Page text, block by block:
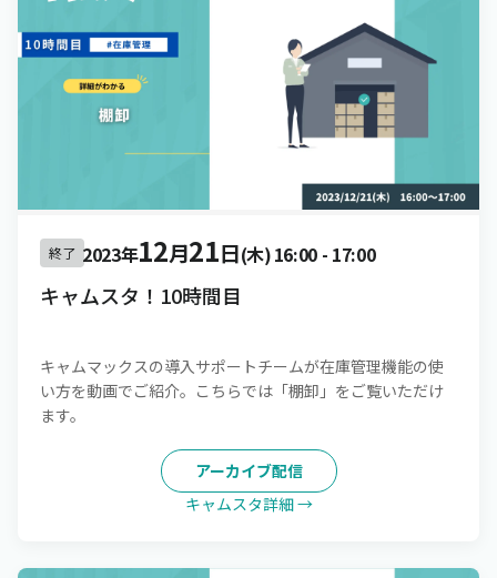
終了 2023年12月21日(木)16:00- 17:00
キャムスタ！10時間目
キャムマックスの導入サポートチームが在庫管理機能の使
い方を動画でご紹介。こちらでは「棚卸」をご覧いただけ
ます。
アーカイブ配信
キャムスタ詳細 →